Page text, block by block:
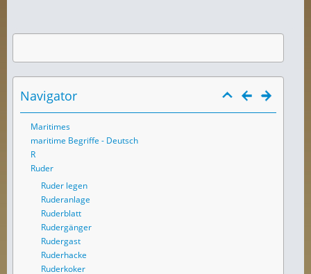
Navigator
Maritimes
maritime Begriffe - Deutsch
R
Ruder
Ruder legen
Ruderanlage
Ruderblatt
Rudergänger
Rudergast
Ruderhacke
Ruderkoker